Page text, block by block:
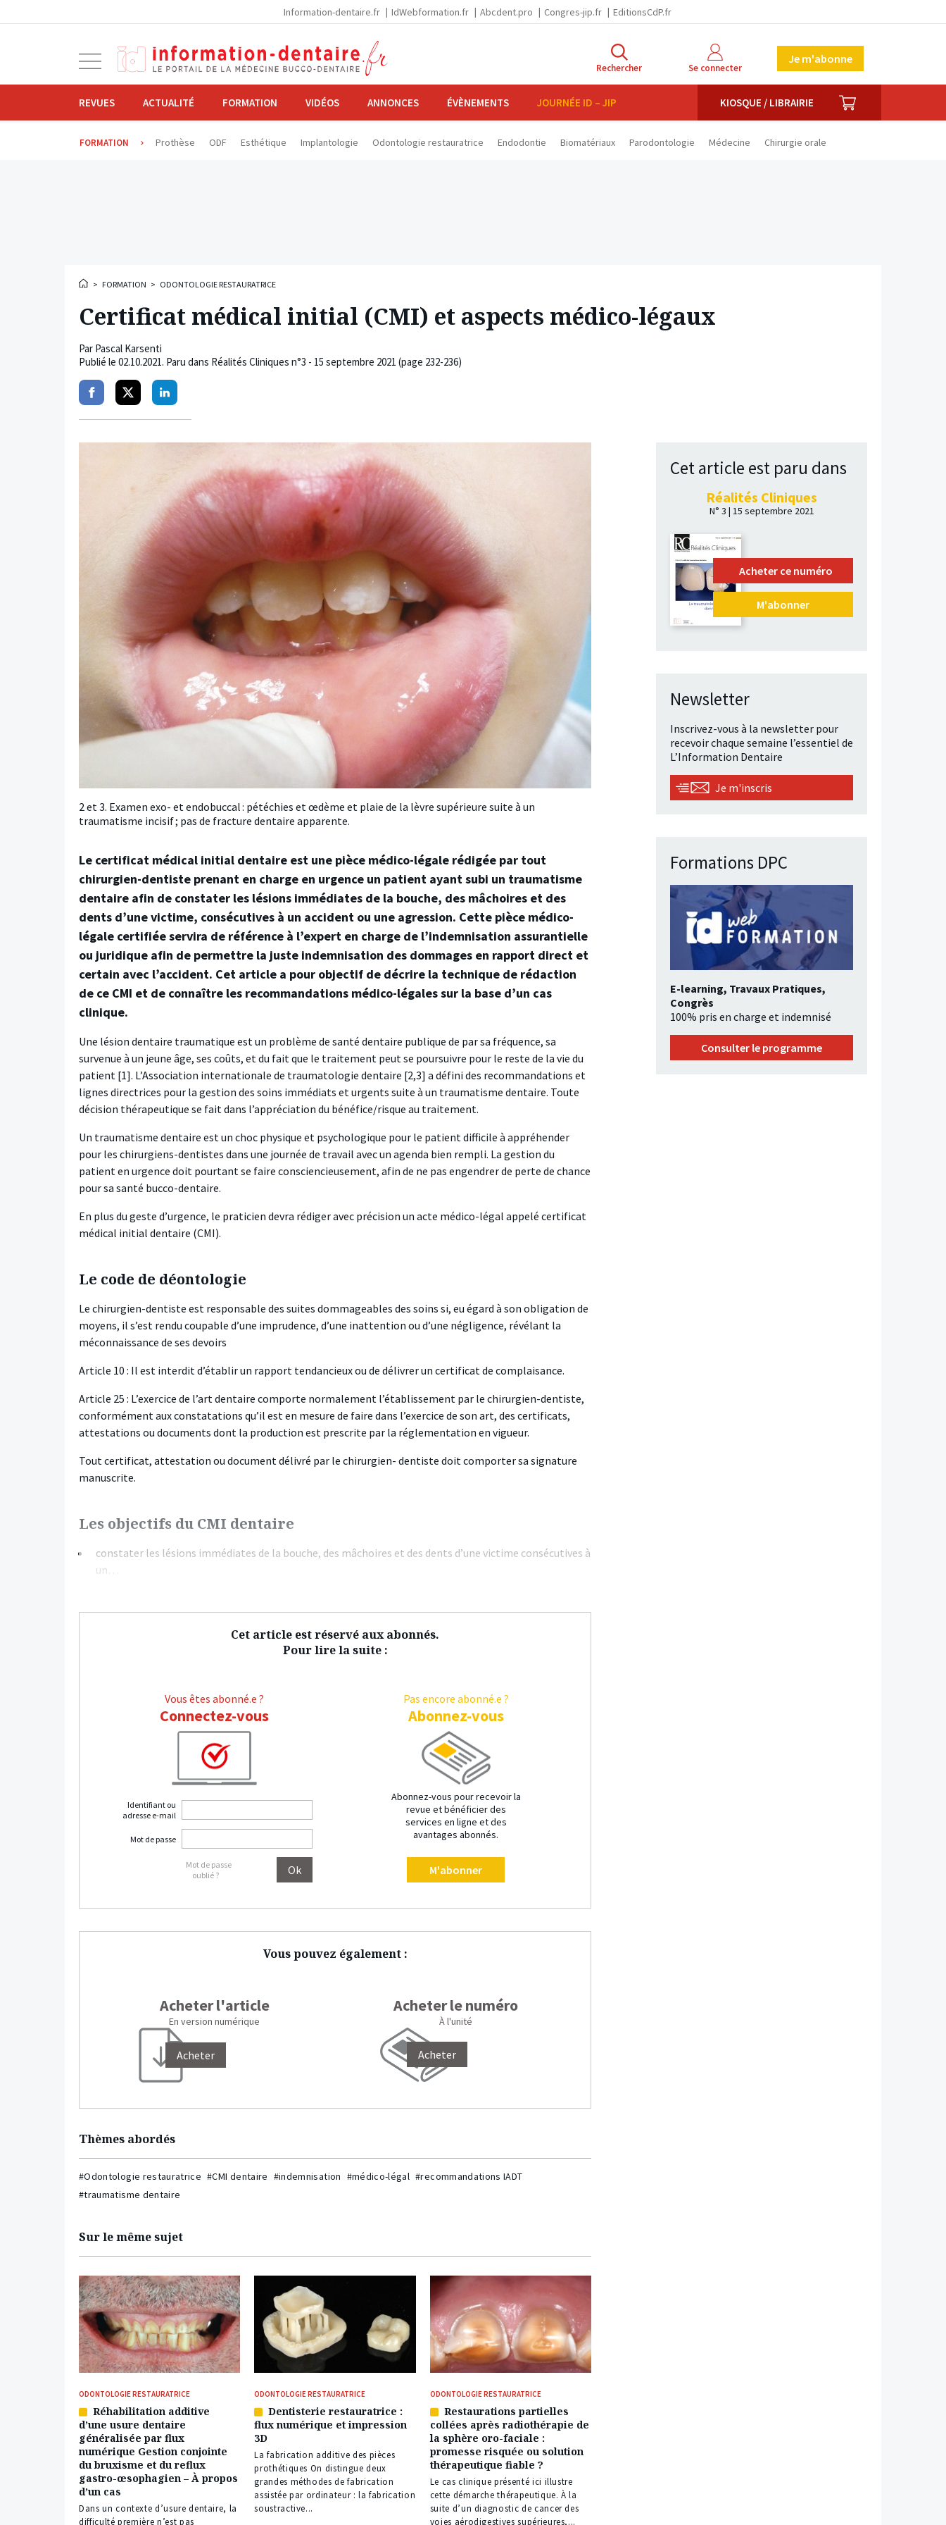
Information-dentaire.fr IdWebformation.fr Abcdent.pro Congres-jip.fr EditionsCdP.fr
navigation
Rechercher Se connecter
Je m'abonne
REVUES ACTUALITÉ FORMATION VIDÉOS ANNONCES ÉVÈNEMENTS JOURNÉE ID – JIP KIOSQUE / LIBRAIRIE PANIER
FORMATION Prothèse ODF Esthétique Implantologie Odontologie restauratrice Endodontie Biomatériaux Parodontologie Médecine Chirurgie orale
> FORMATION > ODONTOLOGIE RESTAURATRICE
Certificat médical initial (CMI) et aspects médico-légaux
Par Pascal Karsenti
Publié le 02.10.2021. Paru dans Réalités Cliniques n°3 - 15 septembre 2021 (page 232-236)
PartagerPartagerPartager
2 et 3. Examen exo- et endobuccal : pétéchies et œdème et plaie de la lèvre supérieure suite à un
traumatisme incisif ; pas de fracture dentaire apparente.
Le certificat médical initial dentaire est une pièce médico-légale rédigée par tout
chirurgien-dentiste prenant en charge en urgence un patient ayant subi un traumatisme
dentaire afin de constater les lésions immédiates de la bouche, des mâchoires et des
dents d’une victime, consécutives à un accident ou une agression. Cette pièce médico-
légale certifiée servira de référence à l’expert en charge de l’indemnisation assurantielle
ou juridique afin de permettre la juste indemnisation des dommages en rapport direct et
certain avec l’accident. Cet article a pour objectif de décrire la technique de rédaction
de ce CMI et de connaître les recommandations médico-légales sur la base d’un cas
clinique.
Une lésion dentaire traumatique est un problème de santé dentaire publique de par sa fréquence, sa
survenue à un jeune âge, ses coûts, et du fait que le traitement peut se poursuivre pour le reste de la vie du
patient [1]. L’Association internationale de traumatologie dentaire [2,3] a défini des recommandations et
lignes directrices pour la gestion des soins immédiats et urgents suite à un traumatisme dentaire. Toute
décision thérapeutique se fait dans l’appréciation du bénéfice/risque au traitement.
Un traumatisme dentaire est un choc physique et psychologique pour le patient difficile à appréhender
pour les chirurgiens-dentistes dans une journée de travail avec un agenda bien rempli. La gestion du
patient en urgence doit pourtant se faire consciencieusement, afin de ne pas engendrer de perte de chance
pour sa santé bucco-dentaire.
En plus du geste d’urgence, le praticien devra rédiger avec précision un acte médico-légal appelé certificat
médical initial dentaire (CMI).
Le code de déontologie
Le chirurgien-dentiste est responsable des suites dommageables des soins si, eu égard à son obligation de
moyens, il s’est rendu coupable d’une imprudence, d’une inattention ou d’une négligence, révélant la
méconnaissance de ses devoirs
Article 10 : Il est interdit d’établir un rapport tendancieux ou de délivrer un certificat de complaisance.
Article 25 : L’exercice de l’art dentaire comporte normalement l’établissement par le chirurgien-dentiste,
conformément aux constatations qu’il est en mesure de faire dans l’exercice de son art, des certificats,
attestations ou documents dont la production est prescrite par la réglementation en vigueur.
Tout certificat, attestation ou document délivré par le chirurgien- dentiste doit comporter sa signature
manuscrite.
Les objectifs du CMI dentaire
constater les lésions immédiates de la bouche, des mâchoires et des dents d’une victime consécutives à
un…
Cet article est réservé aux abonnés.
Pour lire la suite :
Vous êtes abonné.e ?
Connectez-vous
Identifiant ou
adresse e-mail
Mot de passe
Mot de passe
oublié ?
Pas encore abonné.e ?
Abonnez-vous
Abonnez-vous pour recevoir la
revue et bénéficier des
services en ligne et des
avantages abonnés.
M'abonner
Vous pouvez également :
Acheter l'article
En version numérique
Acheter
Acheter le numéro
À l'unité
Acheter
Thèmes abordés
#Odontologie restauratrice #CMI dentaire #indemnisation #médico-légal #recommandations IADT
#traumatisme dentaire
Sur le même sujet
ODONTOLOGIE RESTAURATRICE
Article
réservé
à
nos
abonnés
Réhabilitation additive
d’une usure dentaire
généralisée par flux
numérique Gestion conjointe
du bruxisme et du reflux
gastro-œsophagien – À propos
d’un cas
Dans un contexte d’usure dentaire, la
difficulté première n’est pas
ODONTOLOGIE RESTAURATRICE
Article
réservé
à
nos
abonnés
Dentisterie restauratrice :
flux numérique et impression
3D
La fabrication additive des pièces
prothétiques On distingue deux
grandes méthodes de fabrication
assistée par ordinateur : la fabrication
soustractive...
ODONTOLOGIE RESTAURATRICE
Article
réservé
à
nos
abonnés
Restaurations partielles
collées après radiothérapie de
la sphère oro-faciale :
promesse risquée ou solution
thérapeutique fiable ?
Le cas clinique présenté ici illustre
cette démarche thérapeutique. À la
suite d’un diagnostic de cancer des
voies aérodigestives supérieures,...
Cet article est paru dans
Réalités Cliniques
N° 3 | 15 septembre 2021
Acheter ce numéro
M'abonner
Newsletter
Inscrivez-vous à la newsletter pour
recevoir chaque semaine l’essentiel de
L’Information Dentaire
Je m'inscris
Formations DPC
E-learning, Travaux Pratiques,
Congrès
100% pris en charge et indemnisé
Consulter le programme